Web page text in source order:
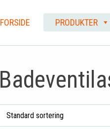
FORSIDE PRODUKTER